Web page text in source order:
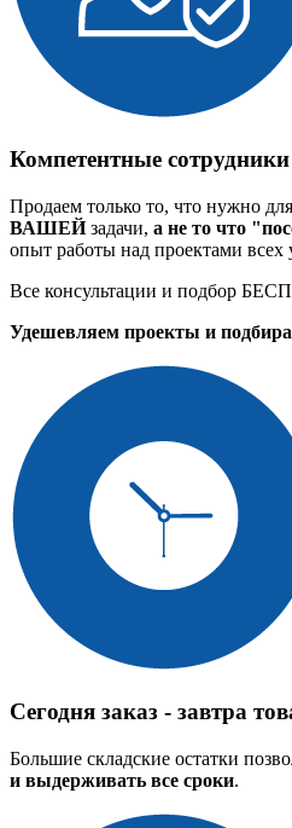
Компетентные сотрудники
Продаем только то, что нужно
ВАШЕЙзадачи, а не то что
опыт работы над проектами всех
Все консультации и подбор
Удешевляем проекты и
Сегодня заказ - завтра
Большие складские остатки
и выдерживать все сроки.